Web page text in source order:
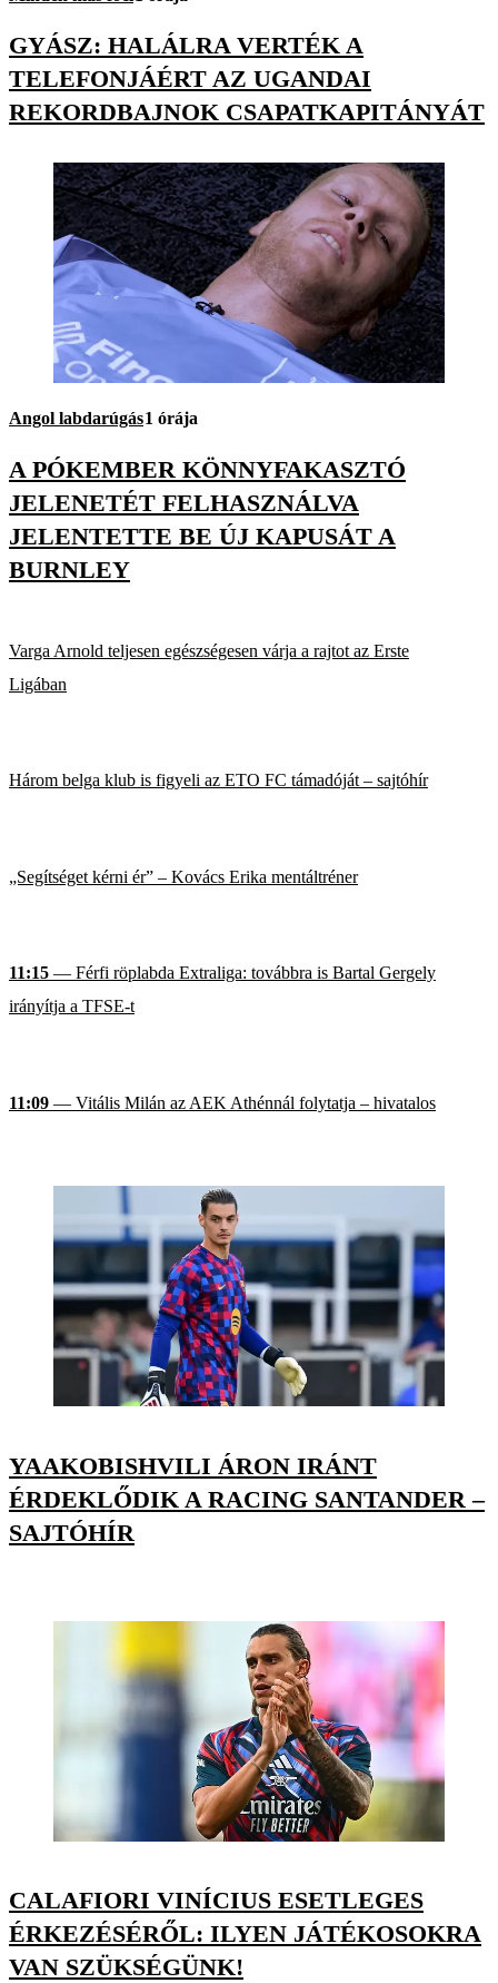
GYÁSZ: HALÁLRA VERTÉK A
TELEFONJÁÉRT AZ UGANDAI
REKORDBAJNOK CSAPATKAPITÁNYÁT
Angol labdarúgás1 órája
A PÓKEMBER KÖNNYFAKASZTÓ
JELENETÉT FELHASZNÁLVA
JELENTETTE BE ÚJ KAPUSÁT A
BURNLEY
Varga Arnold teljesen egészségesen várja a rajtot az Erste
Ligában
Három belga klub is figyeli az ETO FC támadóját – sajtóhír
„Segítséget kérni ér” – Kovács Erika mentáltréner
11:15 — Férfi röplabda Extraliga: továbbra is Bartal Gergely
irányítja a TFSE-t
11:09 — Vitális Milán az AEK Athénnál folytatja – hivatalos
YAAKOBISHVILI ÁRON IRÁNT
ÉRDEKLŐDIK A RACING SANTANDER –
SAJTÓHÍR
CALAFIORI VINÍCIUS ESETLEGES
ÉRKEZÉSÉRŐL: ILYEN JÁTÉKOSOKRA
VAN SZÜKSÉGÜNK!